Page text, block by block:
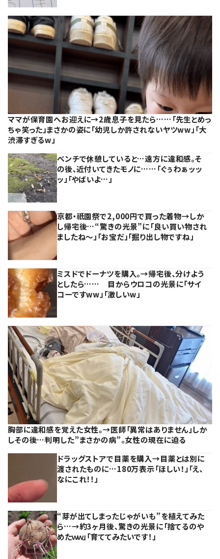
ママが保育園へお迎えに→2歳息子を見たら……「先生とめっ
ちゃ笑った」まさかの姿に「幼児しか許されないヤツww」「大
渋滞すぎるw」
ベンチで休憩していると…遠方に違和感。そ
の後、近付いてきたモノに……「ぐぅわぁッッ
ッ」「やばいよ…」
京都・祇園祭で2,000円で買った着物→しか
し帰宅後…“驚きの光景”に「良い買い物され
ましたね～」「お宝だ」「掘り出し物ですね」
ミスドでドーナツを購入。→帰宅後、分けよう
としたら…… 目からウロコの光景に「サイ
コーですww」「激しいw」
胸部に違和感を覚えた女性。→医師「異常はありません」しか
しその後…判明した”まさかの病”。女性の現在に迫る
ドラッグストアで目薬を購入→目薬とは別に
渡されたものに…180万表示「ほしい！」「え、
なにこれ！！」
“芽が出てしまったじゃがいも”を植えてみた
ら…→約3ヶ月後、驚きの光景に「捨てるのや
めたｗｗ」「育ててみたいです！」